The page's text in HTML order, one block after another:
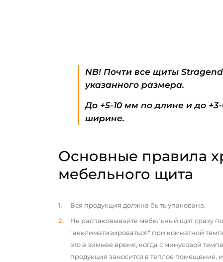
NB! Почти все щиты
указанного размера.
До +5-10 мм по длине и до
ширине.
Основные правила
мебельного щита
Вся продукция должна быть упакована.
Не распаковывайте мебельный щит сразу
"акклиматизироваться" при комнатной
это в зимнее время, когда с минусовой
продукция заносится в теплое помещение,